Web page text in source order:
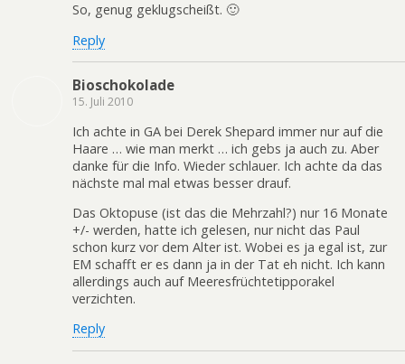
So, genug geklugscheißt. 🙂
Reply
Bioschokolade
15. Juli 2010
Ich achte in GA bei Derek Shepard immer nur auf die
Haare … wie man merkt … ich gebs ja auch zu. Aber
danke für die Info. Wieder schlauer. Ich achte da das
nächste mal mal etwas besser drauf.
Das Oktopuse (ist das die Mehrzahl?) nur 16 Monate
+/- werden, hatte ich gelesen, nur nicht das Paul
schon kurz vor dem Alter ist. Wobei es ja egal ist, zur
EM schafft er es dann ja in der Tat eh nicht. Ich kann
allerdings auch auf Meeresfrüchtetipporakel
verzichten.
Reply